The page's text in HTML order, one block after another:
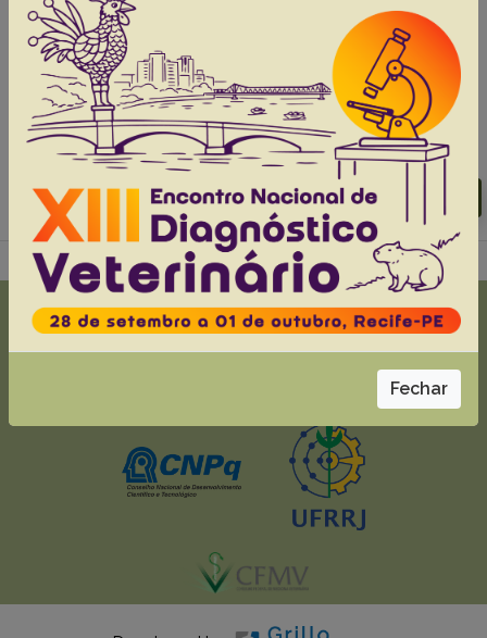
#1 -
Fungal pneumonia in dogs and cats
with pulmonary clinical signs in southern Brazil
Pavelski M. Seixas S.V. Warth J.F.G.
Souza C.
Dittrich R.L.
Froes T.R.
Abstracts: English Portuguese
Go to 38(4), 2018
Download article |
Fechar